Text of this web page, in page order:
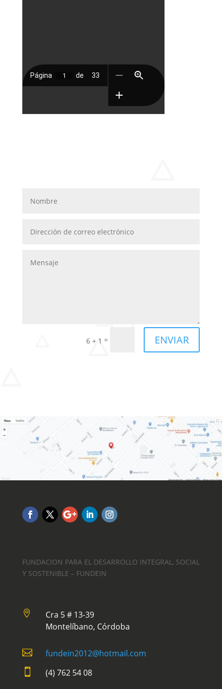
6 + 1 = ENVIAR
FUNDACION PARA EL DESARROLLO INTEGRAL, SOCIAL
Y SOSTENIBLE – FUNDEIN

Cra 5 # 13-39
Montelíbano, Córdoba
 fundein2012@hotmail.com
 (4) 762 54 08